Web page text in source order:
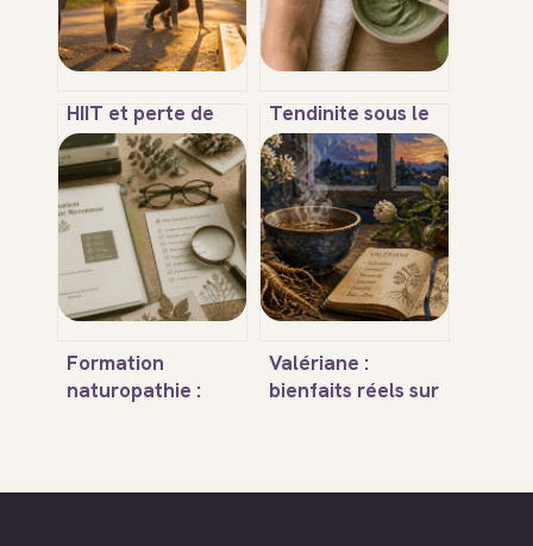
HIIT et perte de
poids : 20 minutes
d’intensité pour
transformer votre
métabolisme
Tendinite sous le
pied : 4 remèdes
naturels pour
apaiser
l’inflammation et
remarcher sans
douleur
Formation
naturopathie :
diplôme
Valériane :
bienfaits réels sur
d’usage